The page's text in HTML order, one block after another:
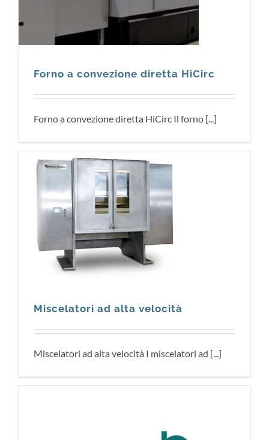
Forno a convezione diretta HiCirc
Forno a convezione diretta HiCirc Il forno [...]
Miscelatori ad alta velocità
Miscelatori ad alta velocità I miscelatori ad [...]